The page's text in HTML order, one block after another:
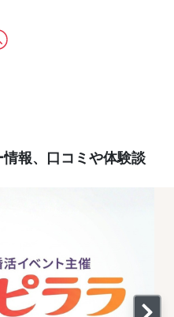
報、口コミや体験談